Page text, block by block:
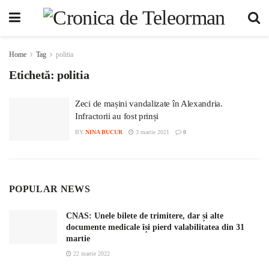
Home Tag politia
Etichetă: politia
Zeci de mașini vandalizate în Alexandria.
Infractorii au fost prinși
BY NINA BUCUR 3 martie 2021 0
POPULAR NEWS
CNAS: Unele bilete de trimitere, dar și alte
documente medicale își pierd valabilitatea din 31
martie
22 martie 2022